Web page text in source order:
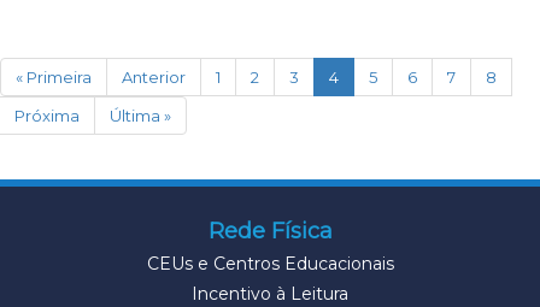
« Primeira Anterior 1 2 3 4(current)
5 6 7
8
Próxima
Última »
Rede Física
CEUs e Centros Educacionais
Incentivo à Leitura